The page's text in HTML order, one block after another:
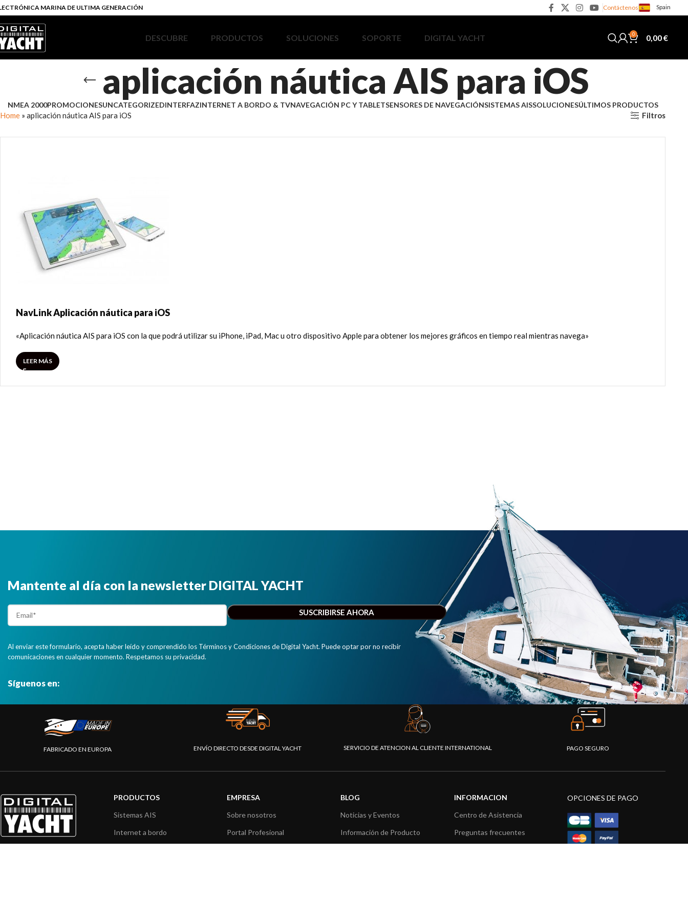
MARINA DE ULTIMA GENERACIÓN Contáctenos Spain
DESCUBRE PRODUCTOS SOLUCIONES SOPORTE DIGITAL YACHT 0 0,00€
aplicación náutica AIS para iOS
NMEA 2000PROMOCIONESUNCATEGORIZEDINTERFAZINTERNET A BORDO & TVNAVEGACIÓN PC Y TABLETSENSORES DE NAVEGACIÓNSISTEMAS AISSOLUCIONESÚLTIMOS PRODUCTOS
Home » aplicación náutica AIS para iOS Filtros
NavLink Aplicación náutica para iOS
«Aplicación náutica AIS para iOS con la que podrá utilizar su iPhone, iPad, Mac u otro dispositivo Apple para obtener los mejores gráficos en tiempo real mientras navega»
LEER MÁS
Mantente al día con la newsletter DIGITAL YACHT
Al enviar este formulario, acepta haber leído y comprendido los Términos y Condiciones de Digital Yacht. Puede optar por no recibir
comunicaciones en cualquier momento. Respetamos su privacidad.
Síguenos en:
FABRICADO EN EUROPA ENVÍO DIRECTO DESDE DIGITAL YACHT SERVICIO DE ATENCION AL CLIENTE INTERNATIONAL PAGO SEGURO
PRODUCTOS
Sistemas AIS
Internet a bordo
EMPRESA
Sobre nosotros
Portal Profesional
BLOG
Noticias y Eventos
Información de Producto
INFORMACION
Centro de Asistencia
Preguntas frecuentes
OPCIONES DE PAGO